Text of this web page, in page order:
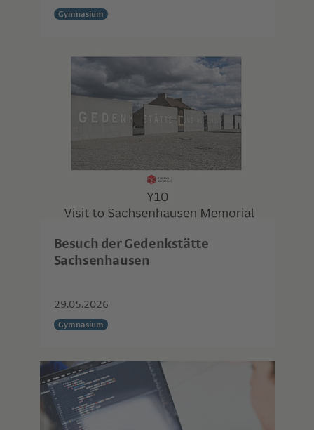
Gymnasium
Besuch der Gedenkstätte
Sachsenhausen
29.05.2026
Gymnasium